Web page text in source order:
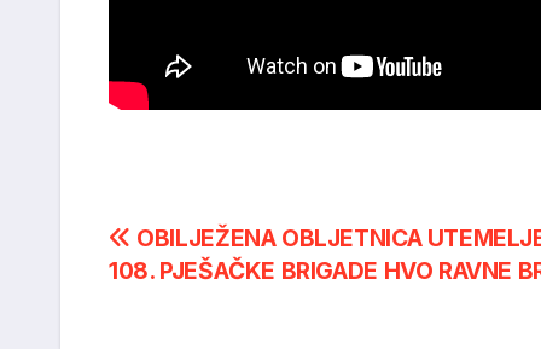
Post
navigation
OBILJEŽENA OBLJETNICA
108. PJEŠAČKE BRIGADE HVO RAVNE